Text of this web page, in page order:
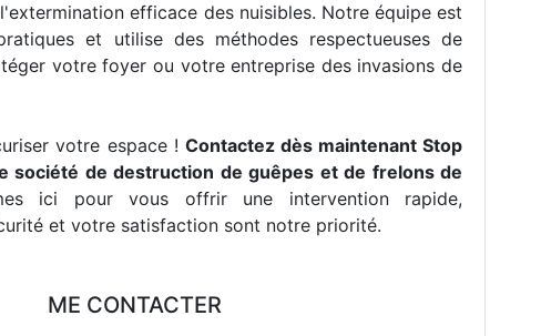
efficace des nuisibles. Notre équipe est
et utilise des méthodes respectueuses de
votre foyer ou votre entreprise des invasions de
votre espace ! Contactez dès maintenant Stop
société de destruction de guêpes et de frelons de
ici pour vous offrir une intervention rapide,
et votre satisfaction sont notre priorité.
ME CONTACTER